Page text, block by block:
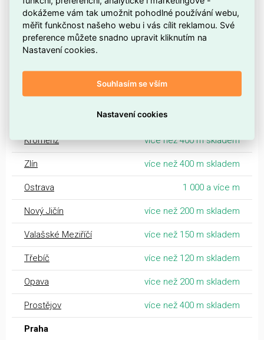
Dostupnost centrální sklady EMAS
Centrální sklad Ostrava
Morava
více než 400 m skladem
Kroměříž více než 400 m skladem
Zlín více než 400 m skladem
Ostrava 1 000 a více m
Nový Jičín více než 200 m skladem
Valašské Meziříčí více než 150 m skladem
Třebíč více než 120 m skladem
Opava více než 200 m skladem
Prostějov více než 400 m skladem
Praha
dokážeme vám tak umožnit pohodlné používání webu,
měřit funkčnost našeho webu i vás cílit reklamou. Své
preference můžete snadno upravit kliknutím na
Nastavení cookies.
Souhlasím se vším
Nastavení cookies